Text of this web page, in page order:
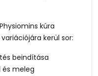
kúra
kerül sor:
beindítása
és meleg